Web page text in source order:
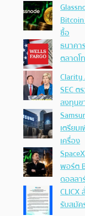
ซื้อ
ธนาคา
ตลาดโ
Clarity
SEC
ลงทุน
เตรียม
เครื่อง
พอร์ต
ดอลลา
รับสมัค